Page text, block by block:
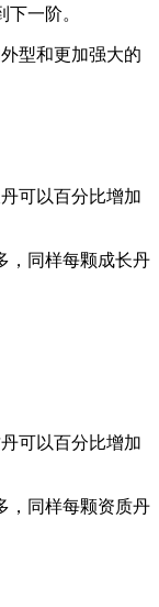
一阶。
型和更加强大的
可以百分比增加
，同样每颗成长丹
可以百分比增加
，同样每颗资质丹